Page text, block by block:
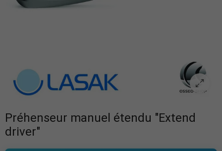
Préhenseur manuel étendu "Extend
driver"